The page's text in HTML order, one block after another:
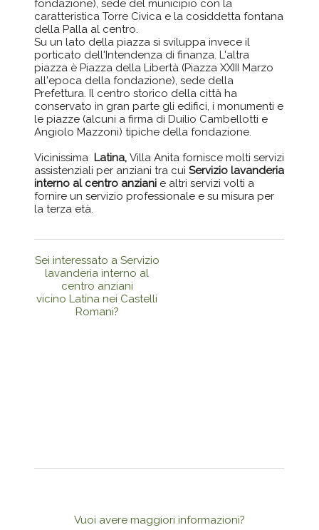
fondazione), sede del municipio con la
caratteristica Torre Civica e la cosiddetta fontana
della Palla al centro.
Su un lato della piazza si sviluppa invece il
porticato dell'Intendenza di finanza. L'altra
piazza è Piazza della Libertà (Piazza XXIII Marzo
all'epoca della fondazione), sede della
Prefettura. Il centro storico della città ha
conservato in gran parte gli edifici, i monumenti e
le piazze (alcuni a firma di Duilio Cambellotti e
Angiolo Mazzoni) tipiche della fondazione.
Vicinissima Latina, Villa Anita fornisce molti servizi
assistenziali per anziani tra cuiServizio lavanderia
interno al centro anziani e altri servizi volti a
fornire un servizio professionale e su misura per
la terza età.
Sei interessato a Servizio
lavanderia interno al
centro anziani
vicino Latina nei Castelli
Romani?
Vuoi avere maggiori informazioni?